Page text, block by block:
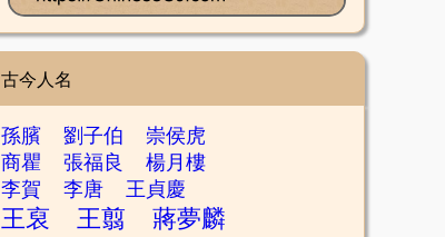
古今人名
孫臏 劉子伯
崇侯虎
商瞿
張福良
楊月樓
李賀
李唐 王貞慶
王裒 王翦
蔣夢麟